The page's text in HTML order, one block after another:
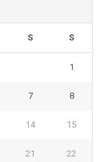
S S
1
7 8
14 15
21 22